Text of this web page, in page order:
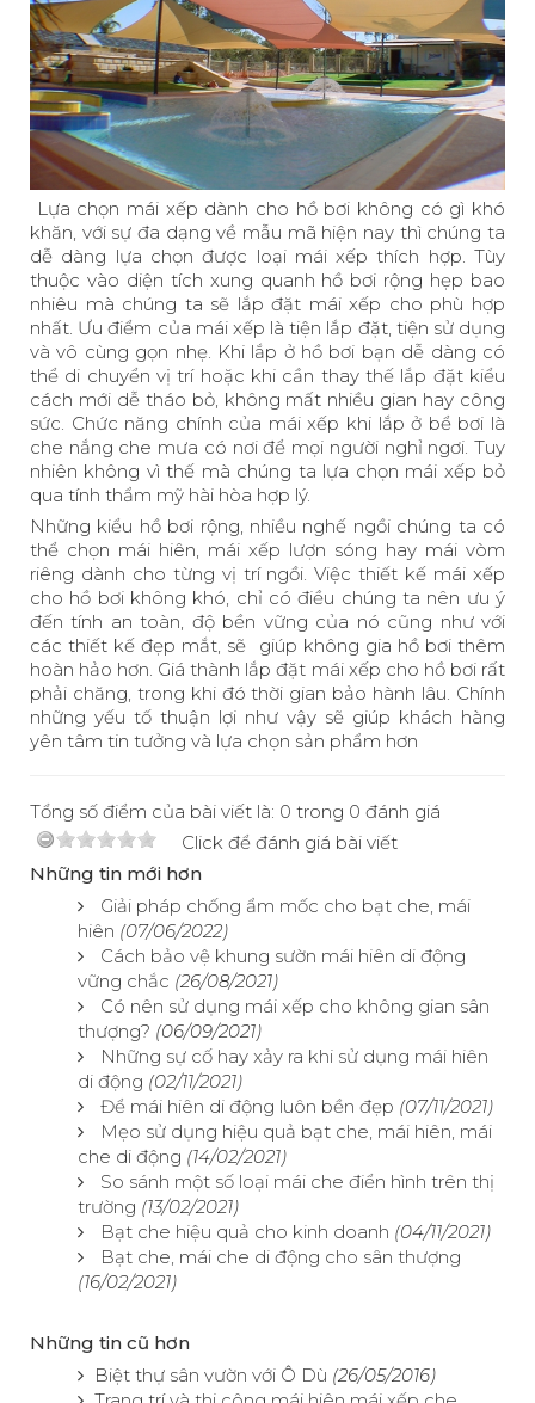
Lựa chọn mái xếp dành cho hồ bơi không có gì khó
khăn, với sự đa dạng về mẫu mã hiện nay thì chúng ta
dễ dàng lựa chọn được loại mái xếp thích hợp. Tùy
thuộc vào diện tích xung quanh hồ bơi rộng hẹp bao
nhiêu mà chúng ta sẽ lắp đặt mái xếp cho phù hợp
nhất. Ưu điểm của mái xếp là tiện lắp đặt, tiện sử dụng
và vô cùng gọn nhẹ. Khi lắp ở hồ bơi bạn dễ dàng có
thể di chuyển vị trí hoặc khi cần thay thế lắp đặt kiểu
cách mới dễ tháo bỏ, không mất nhiều gian hay công
sức. Chức năng chính của mái xếp khi lắp ở bể bơi là
che nắng che mưa có nơi để mọi người nghỉ ngơi. Tuy
nhiên không vì thế mà chúng ta lựa chọn mái xếp bỏ
qua tính thẩm mỹ hài hòa hợp lý.
Những kiểu hồ bơi rộng, nhiều nghế ngồi chúng ta có
thể chọn mái hiên, mái xếp lượn sóng hay mái vòm
riêng dành cho từng vị trí ngồi. Việc thiết kế mái xếp
cho hồ bơi không khó, chỉ có điều chúng ta nên ưu ý
đến tính an toàn, độ bền vững của nó cũng như với
các thiết kế đẹp mắt, sẽ giúp không gia hồ bơi thêm
hoàn hảo hơn. Giá thành lắp đặt mái xếp cho hồ bơi rất
phải chăng, trong khi đó thời gian bảo hành lâu. Chính
những yếu tố thuận lợi như vậy sẽ giúp khách hàng
yên tâm tin tưởng và lựa chọn sản phẩm hơn
Tổng số điểm của bài viết là: 0 trong 0 đánh giá
Click để đánh giá bài viết
Những tin mới hơn
Giải pháp chống ẩm mốc cho bạt che, mái
hiên (07/06/2022)
Cách bảo vệ khung sườn mái hiên di động
vững chắc (26/08/2021)
Có nên sử dụng mái xếp cho không gian sân
thượng? (06/09/2021)
Những sự cố hay xảy ra khi sử dụng mái hiên
di động (02/11/2021)
Để mái hiên di động luôn bền đẹp (07/11/2021)
Mẹo sử dụng hiệu quả bạt che, mái hiên, mái
che di động (14/02/2021)
So sánh một số loại mái che điển hình trên thị
trường (13/02/2021)
Bạt che hiệu quả cho kinh doanh (04/11/2021)
Bạt che, mái che di động cho sân thượng
(16/02/2021)
Những tin cũ hơn
Biệt thự sân vườn với Ô Dù (26/05/2016)